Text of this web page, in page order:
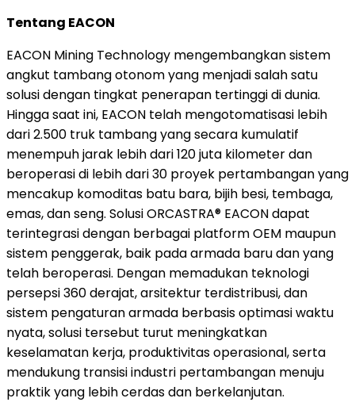
Tentang EACON
EACON Mining Technology mengembangkan sistem
angkut tambang otonom yang menjadi salah satu
solusi dengan tingkat penerapan tertinggi di dunia.
Hingga saat ini, EACON telah mengotomatisasi lebih
dari 2.500 truk tambang yang secara kumulatif
menempuh jarak lebih dari 120 juta kilometer dan
beroperasi di lebih dari 30 proyek pertambangan yang
mencakup komoditas batu bara, bijih besi, tembaga,
emas, dan seng. Solusi ORCASTRA® EACON dapat
terintegrasi dengan berbagai platform OEM maupun
sistem penggerak, baik pada armada baru dan yang
telah beroperasi. Dengan memadukan teknologi
persepsi 360 derajat, arsitektur terdistribusi, dan
sistem pengaturan armada berbasis optimasi waktu
nyata, solusi tersebut turut meningkatkan
keselamatan kerja, produktivitas operasional, serta
mendukung transisi industri pertambangan menuju
praktik yang lebih cerdas dan berkelanjutan.